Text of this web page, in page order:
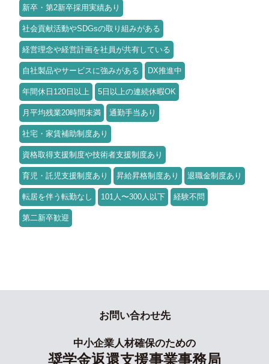
新卒・第2新卒採用実績あり
社会貢献活動やSDGsの取り組みがある
経営理念や経営計画を社員が共有している
自社製品やサービスに強みがある DX推進中
年間休日120日以上 5日以上の連続休暇OK
月平均残業20時間未満 通勤手当あり
社宅・家賃補助制度あり
資格取得支援制度や技術者支援制度あり
育児・託児支援制度あり 昇給昇格制度あり 退職金制度あり
転居を伴う転勤なし 101人〜300人以下 経験不問
第二新卒歓迎
お問い合わせ先
中小企業人材確保のための
奨学金返還支援事業事務局